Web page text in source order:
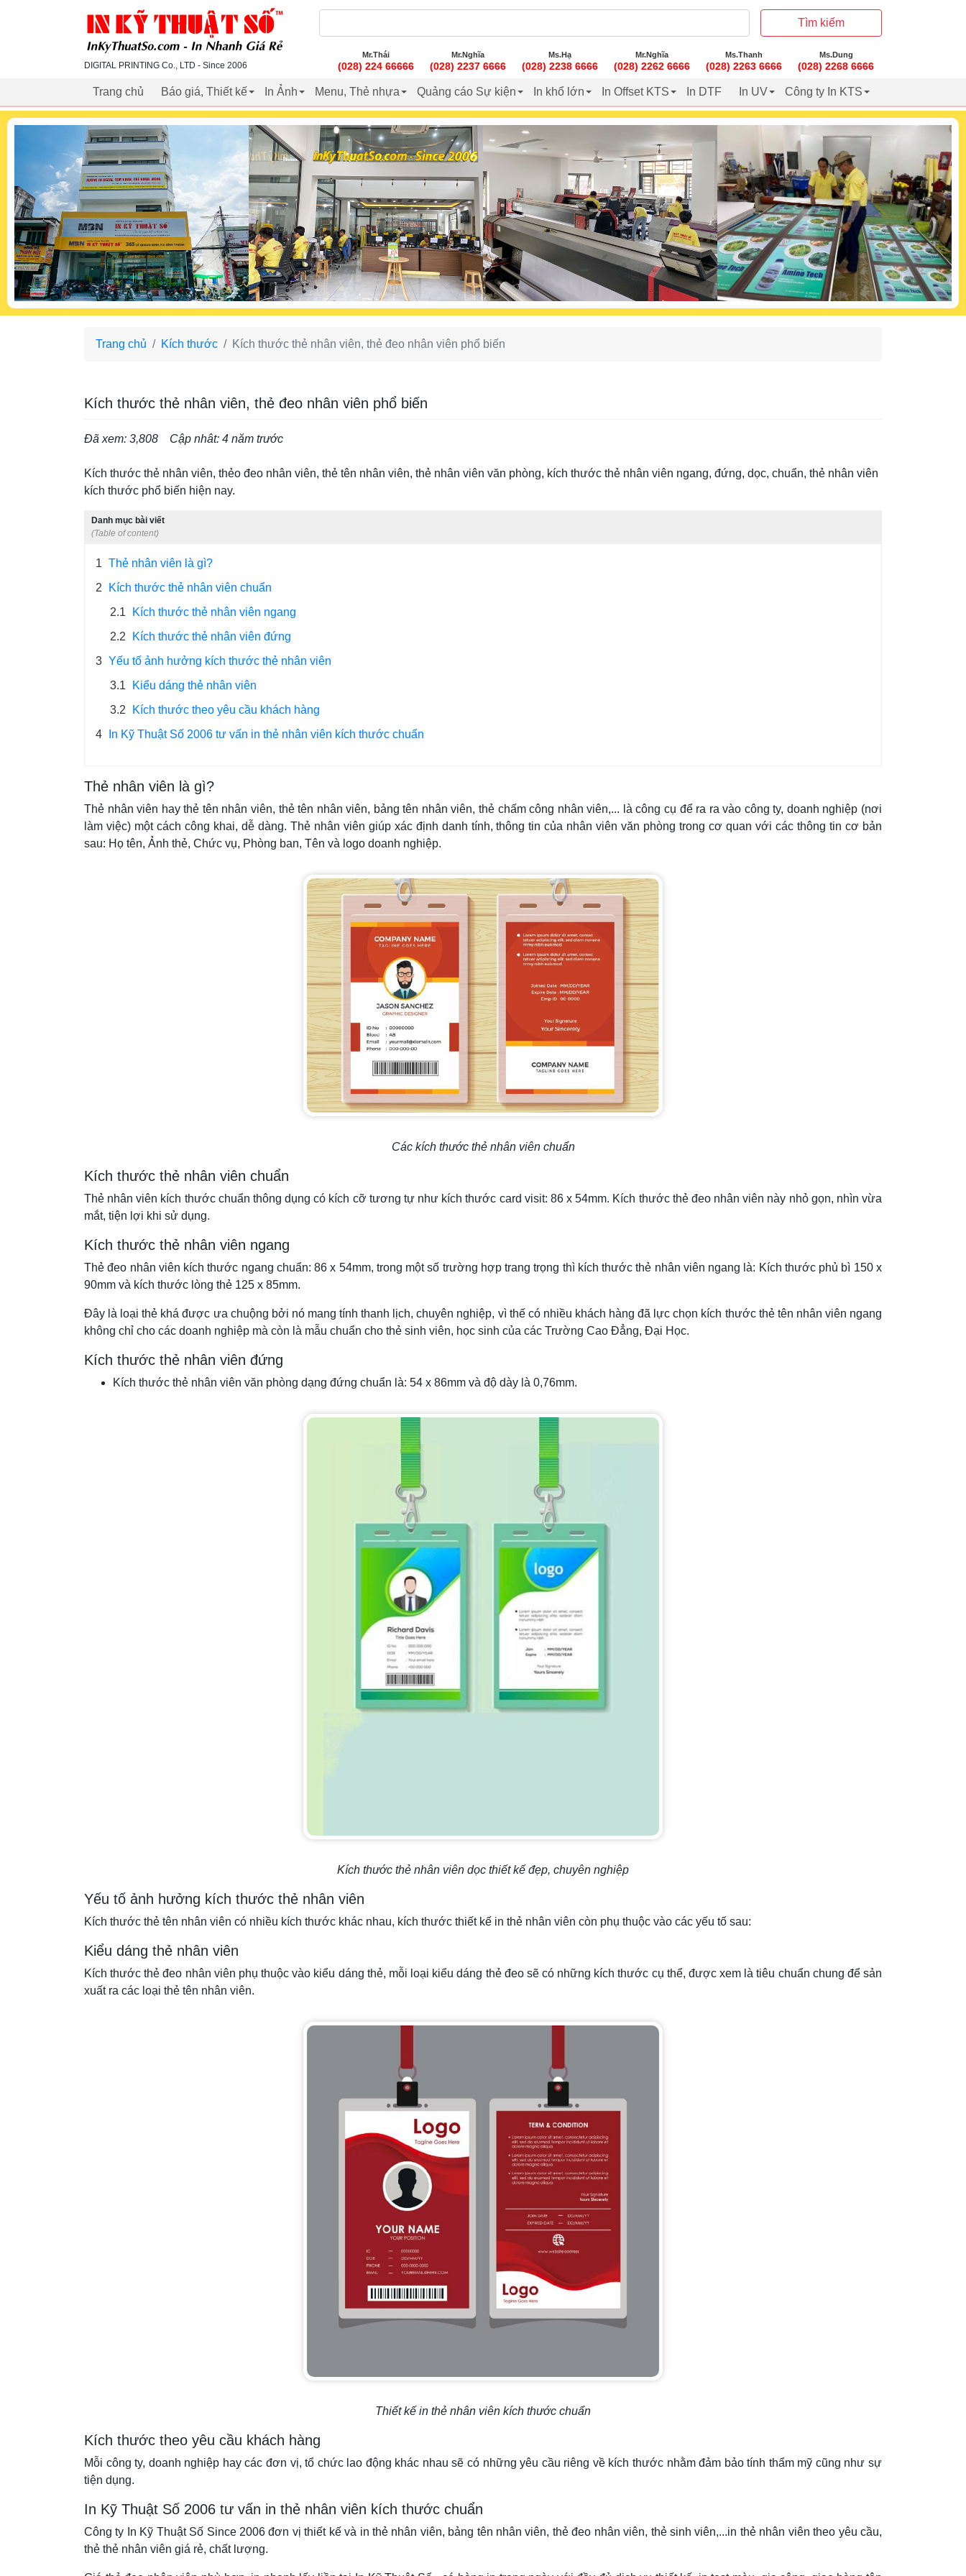
inkythuatso.com
DIGITAL PRINTING Co., LTD - Since 2006
Tìm kiếm
Mr.Thái
(028) 224 66666
Mr.Nghĩa
(028) 2237 6666
Ms.Hạ
(028) 2238 6666
Mr.Nghĩa
(028) 2262 6666
Ms.Thanh
(028) 2263 6666
Ms.Dung
(028) 2268 6666
Trang chủ Báo giá, Thiết kế In Ảnh Menu, Thẻ nhựa Quảng cáo Sự kiện In khổ lớn In Offset KTS In DTF In UV Công ty In KTS
Trang chủ Kích thước Kích thước thẻ nhân viên, thẻ đeo nhân viên phổ biến
Kích thước thẻ nhân viên, thẻ đeo nhân viên phổ biến
Đã xem: 3,808 Cập nhât: 4 năm trước
Kích thước thẻ nhân viên, thẻo đeo nhân viên, thẻ tên nhân viên, thẻ nhân viên văn phòng, kích thước thẻ nhân viên ngang, đứng, dọc, chuẩn, thẻ nhân viên
kích thước phổ biến hiện nay.
Danh mục bài viết
(Table of content)
1 Thẻ nhân viên là gì?
2
Kích thước thẻ nhân viên chuẩn
2.1
Kích thước thẻ nhân viên ngang
2.2
Kích thước thẻ nhân viên đứng
3 Yếu tố ảnh hưởng kích thước thẻ nhân viên
3.1
Kiểu dáng thẻ nhân viên
3.2
Kích thước theo yêu cầu khách hàng
4
In Kỹ Thuật Số 2006 tư vấn in thẻ nhân viên kích thước chuẩn
Thẻ nhân viên là gì?
Thẻ nhân viên hay thẻ tên nhân viên, thẻ tên nhân viên, bảng tên nhân viên, thẻ chấm công nhân viên,... là công cụ để ra ra vào công ty, doanh nghiệp (nơi
làm việc) một cách công khai, dễ dàng. Thẻ nhân viên giúp xác định danh tính, thông tin của nhân viên văn phòng trong cơ quan với các thông tin cơ bản
sau: Họ tên, Ảnh thẻ, Chức vụ, Phòng ban, Tên và logo doanh nghiệp.
Các kích thước thẻ nhân viên chuẩn
Kích thước thẻ nhân viên chuẩn
Thẻ nhân viên kích thước chuẩn thông dụng có kích cỡ tương tự như kích thước card visit: 86 x 54mm. Kích thước thẻ đeo nhân viên này nhỏ gọn, nhìn vừa
mắt, tiện lợi khi sử dụng.
Kích thước thẻ nhân viên ngang
Thẻ đeo nhân viên kích thước ngang chuẩn: 86 x 54mm, trong một số trường hợp trang trọng thì kích thước thẻ nhân viên ngang là: Kích thước phủ bì 150 x
90mm và kích thước lòng thẻ 125 x 85mm.
Đây là loại thẻ khá được ưa chuộng bởi nó mang tính thanh lịch, chuyên nghiệp, vì thế có nhiều khách hàng đã lực chọn kích thước thẻ tên nhân viên ngang
không chỉ cho các doanh nghiệp mà còn là mẫu chuẩn cho thẻ sinh viên, học sinh của các Trường Cao Đẳng, Đại Học.
Kích thước thẻ nhân viên đứng
Kích thước thẻ nhân viên văn phòng dạng đứng chuẩn là: 54 x 86mm và độ dày là 0,76mm.
Kích thước thẻ nhân viên dọc thiết kế đẹp, chuyên nghiệp
Yếu tố ảnh hưởng kích thước thẻ nhân viên
Kích thước thẻ tên nhân viên có nhiều kích thước khác nhau, kích thước thiết kế in thẻ nhân viên còn phụ thuộc vào các yếu tố sau:
Kiểu dáng thẻ nhân viên
Kích thước thẻ đeo nhân viên phụ thuộc vào kiểu dáng thẻ, mỗi loại kiểu dáng thẻ đeo sẽ có những kích thước cụ thể, được xem là tiêu chuẩn chung để sản
xuất ra các loại thẻ tên nhân viên.
Thiết kế in thẻ nhân viên kích thước chuẩn
Kích thước theo yêu cầu khách hàng
Mỗi công ty, doanh nghiệp hay các đơn vị, tổ chức lao động khác nhau sẽ có những yêu cầu riêng về kích thước nhằm đảm bảo tính thẩm mỹ cũng như sự
tiện dụng.
In Kỹ Thuật Số 2006 tư vấn in thẻ nhân viên kích thước chuẩn
Công ty In Kỹ Thuật Số Since 2006 đơn vị thiết kế và in thẻ nhân viên, bảng tên nhân viên, thẻ đeo nhân viên, thẻ sinh viên,...in thẻ nhân viên theo yêu cầu,
thẻ thẻ nhân viên giá rẻ, chất lượng.